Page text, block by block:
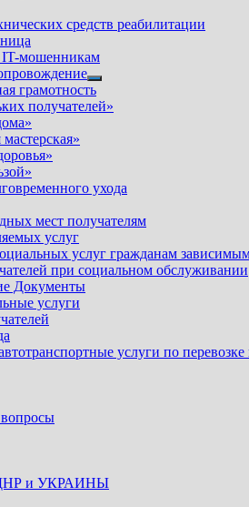
средств реабилитации
IT-мошенникам
Показать
подменю
грамотность
получателей»
ухода
мест получателям
услуг
услуг гражданам
при социальном обслуживании
Документы
услуги
услуги по перевозке
вопросы
и УКРАИНЫ